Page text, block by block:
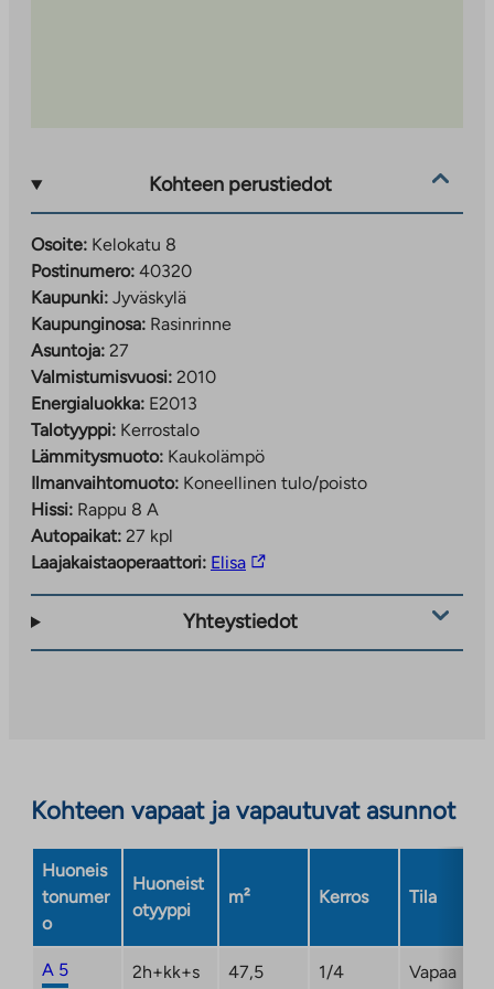
Kohteen perustiedot
Osoite: Kelokatu 8
Postinumero: 40320
Kaupunki: Jyväskylä
Kaupunginosa: Rasinrinne
Asuntoja: 27
Valmistumisvuosi: 2010
Energialuokka: E2013
Talotyyppi: Kerrostalo
Lämmitysmuoto: Kaukolämpö
Ilmanvaihtomuoto: Koneellinen tulo/poisto
Hissi: Rappu 8 A
Autopaikat: 27 kpl
Laajakaistaoperaattori: ElisaLinkki
ulkopuoliseen
Yhteystiedot
Kohteen vapaat ja vapautuvat asunnot
Huoneis
tonumer
o
Huoneist
otyyppi
m² Kerros Tila
A 5 2h+kk+s 47,5 1/4 Vapaa